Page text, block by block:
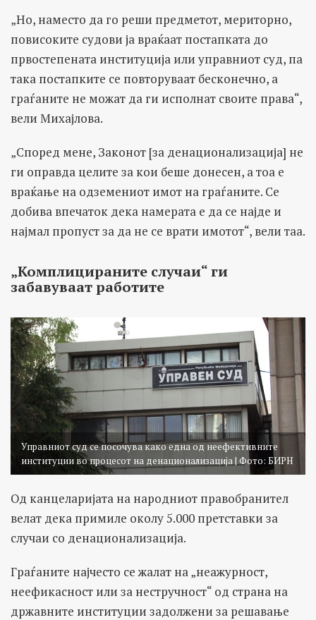
„Но, наместо да го реши предметот, мериторно,
повисоките судови ја враќаат постапката до
првостепената институција или управниот суд, па
така постапките се повторуваат бесконечно, а
граѓаните не можат да ги исполнат своите права“,
вели Михајлова.
„Според мене, Законот [за денационализација] не
ги оправда целите за кои беше донесен, а тоа е
враќање на одземениот имот на граѓаните. Се
добива впечаток дека намерата е да се најде и
најмал пропуст за да не се врати имотот“, вели таа.
„Комплицираните случаи“ ги
забавуваат работите
Управниот суд се посочува како една од неефективните
институции во процесот на денационализација | Фото: БИРН
Од канцеларијата на народниот правобранител
велат дека примиле околу 5.000 претставки за
случаи со денационализација.
Граѓаните најчесто се жалат на „неажурност,
неефикасност или за нестручност“ од страна на
државните институции задолжени за решавање